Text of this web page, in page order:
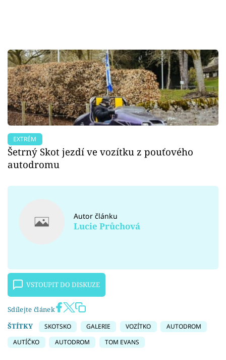
EXTRÉM
Šetrný Skot jezdí ve vozítku z pouťového
autodromu
Autor článku
Lucie Průchová
VSTOUPIT DO DISKUZE
Sdílejte článek
ŠTÍTKY
SKOTSKO GALERIE VOZÍTKO
AUTODROM
AUTÍČKO
AUTODROM TOM EVANS